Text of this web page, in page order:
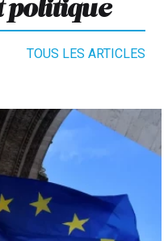
TOUS LES ARTICLES